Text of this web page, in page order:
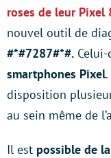
roses de leur Pixel
nouvel outil de
#*#7287#*#.
smartphones Pixel
disposition
au sein même de
Il est possible de